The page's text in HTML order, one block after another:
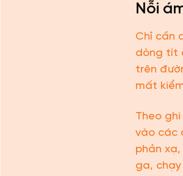
Nỗi
Chỉ cần
dòng tít
trên
mất
Theo
vào các
phản
ga,